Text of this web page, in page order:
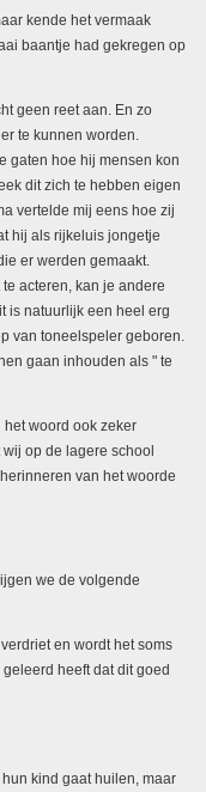
kende het vermaak
baantje had gekregen op
geen reet aan. En zo
te kunnen worden.
gaten hoe hij mensen kon
dit zich te hebben eigen
vertelde mij eens hoe zij
hij als rijkeluis jongetje
er werden gemaakt.
acteren, kan je andere
is natuurlijk een heel erg
van toneelspeler geboren.
gaan inhouden als " te
woord ook zeker
op de lagere school
van het woorde
we de volgende
en wordt het soms
heeft dat dit goed
kind gaat huilen, maar